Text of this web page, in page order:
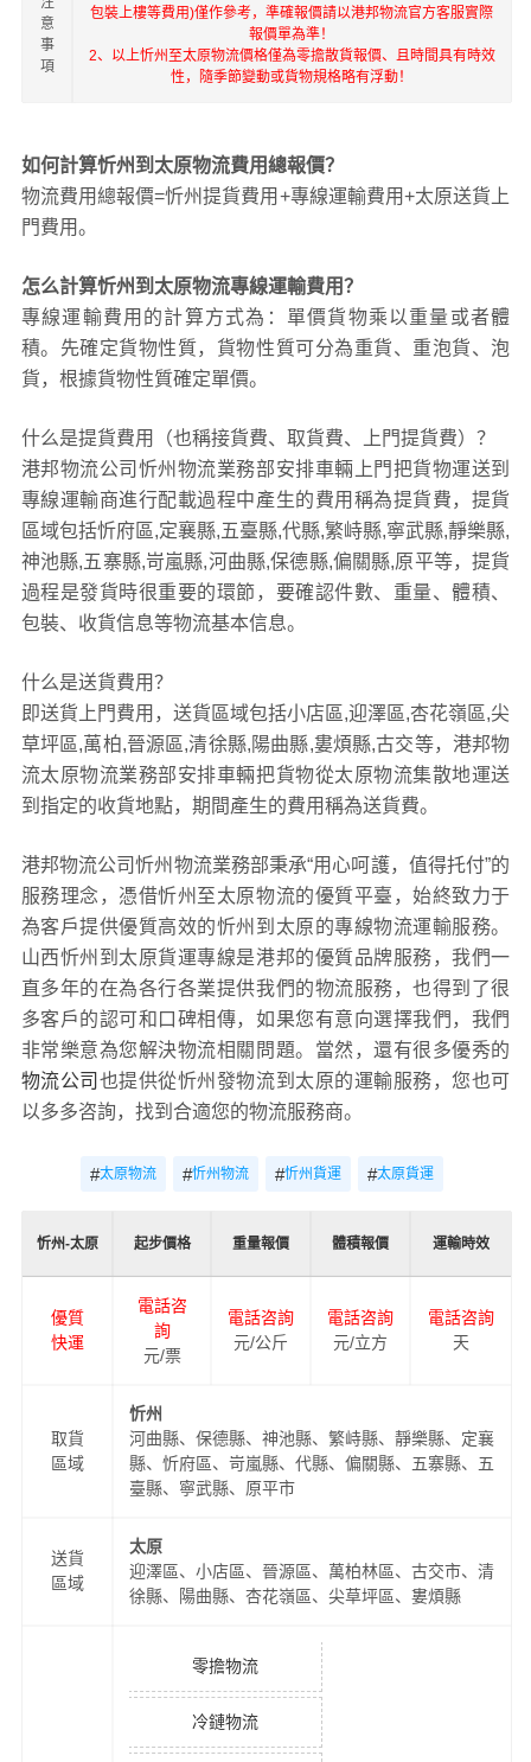
意
事
項
包裝上樓等費用)僅作參考，準確報價請以港邦物流官方客服實際
報價單為準！
2、以上忻州至太原物流價格僅為零擔散貨報價、且時間具有時效
性，隨季節變動或貨物規格略有浮動！
如何計算忻州到太原物流費用總報價？
物流費用總報價=忻州提貨費用+專線運輸費用+太原送貨上
門費用。
怎么計算忻州到太原物流專線運輸費用？
專線運輸費用的計算方式為：單價貨物乘以重量或者體
積。先確定貨物性質，貨物性質可分為重貨、重泡貨、泡
貨，根據貨物性質確定單價。
什么是提貨費用（也稱接貨費、取貨費、上門提貨費）？
港邦物流公司忻州物流業務部安排車輛上門把貨物運送到
專線運輸商進行配載過程中產生的費用稱為提貨費，提貨
區域包括忻府區,定襄縣,五臺縣,代縣,繁峙縣,寧武縣,靜樂縣,
神池縣,五寨縣,岢嵐縣,河曲縣,保德縣,偏關縣,原平等，提貨
過程是發貨時很重要的環節，要確認件數、重量、體積、
包裝、收貨信息等物流基本信息。
什么是送貨費用？
即送貨上門費用，送貨區域包括小店區,迎澤區,杏花嶺區,尖
草坪區,萬柏,晉源區,清徐縣,陽曲縣,婁煩縣,古交等，港邦物
流太原物流業務部安排車輛把貨物從太原物流集散地運送
到指定的收貨地點，期間產生的費用稱為送貨費。
港邦物流公司忻州物流業務部秉承“用心呵護，值得托付”的
服務理念，憑借忻州至太原物流的優質平臺，始終致力于
為客戶提供優質高效的忻州到太原的專線物流運輸服務。
山西忻州到太原貨運專線是港邦的優質品牌服務，我們一
直多年的在為各行各業提供我們的物流服務，也得到了很
多客戶的認可和口碑相傳，如果您有意向選擇我們，我們
非常樂意為您解決物流相關問題。當然，還有很多優秀的
物流公司 也提供從忻州發物流到太原的運輸服務，您也可
以多多咨詢，找到合適您的物流服務商。
#太原物流 #忻州物流 #忻州貨運 #太原貨運
忻州-太原 起步價格 重量報價 體積報價 運輸時效
優質
快運
電話咨
詢
元/票
電話咨詢
元/公斤
電話咨詢
元/立方
電話咨詢
天
取貨
區域
忻州
河曲縣、保德縣、神池縣、繁峙縣、靜樂縣、定襄
縣、忻府區、岢嵐縣、代縣、偏關縣、五寨縣、五
臺縣、寧武縣、原平市
送貨
區域
太原
迎澤區、小店區、晉源區、萬柏林區、古交市、清
徐縣、陽曲縣、杏花嶺區、尖草坪區、婁煩縣
零擔物流
冷鏈物流